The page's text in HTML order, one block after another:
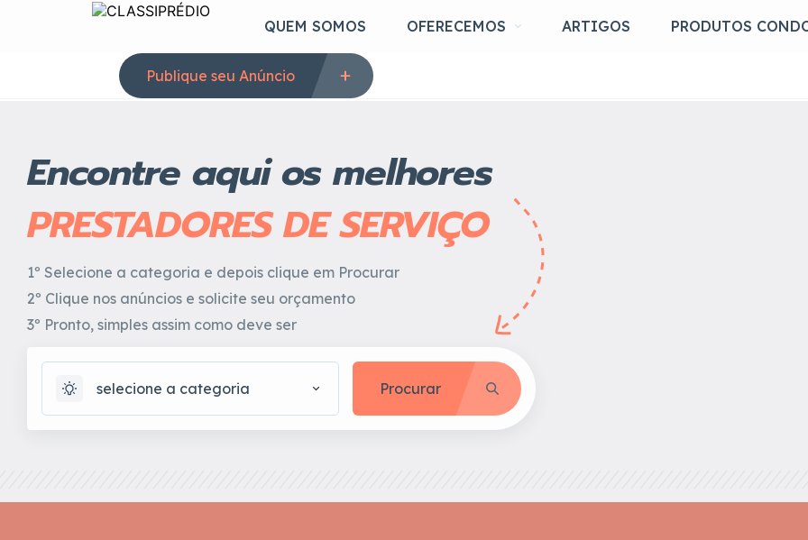
QUEM SOMOS OFERECEMOS ARTIGOS PRODUTOS
Publique seu Anúncio
Encontre aqui os melhores
PRESTADORES DE SERVIÇO
1º Selecione a categoria e depois clique em Procurar
2º Clique nos anúncios e solicite seu orçamento
3º Pronto, simples assim como deve ser
selecione a categoria Procurar